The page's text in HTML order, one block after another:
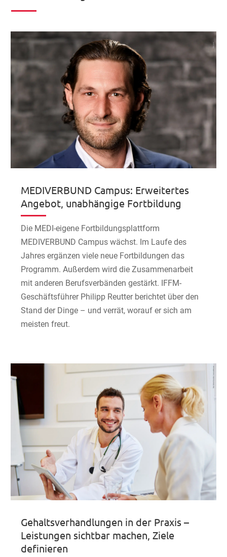
MEDIVERBUND Campus: Erweitertes
Angebot, unabhängige Fortbildung
Die MEDI-eigene Fortbildungsplattform
MEDIVERBUND Campus wächst. Im Laufe des
Jahres ergänzen viele neue Fortbildungen das
Programm. Außerdem wird die Zusammenarbeit
mit anderen Berufsverbänden gestärkt. IFFM-
Geschäftsführer Philipp Reutter berichtet über den
Stand der Dinge – und verrät, worauf er sich am
meisten freut.
Gehaltsverhandlungen in der Praxis –
Leistungen sichtbar machen, Ziele
definieren